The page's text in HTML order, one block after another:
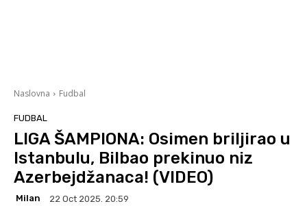
Naslovna Fudbal
FUDBAL
LIGA ŠAMPIONA: Osimen briljirao u
Istanbulu, Bilbao prekinuo niz
Azerbejdžanaca! (VIDEO)
Milan 22 Oct 2025. 20:59